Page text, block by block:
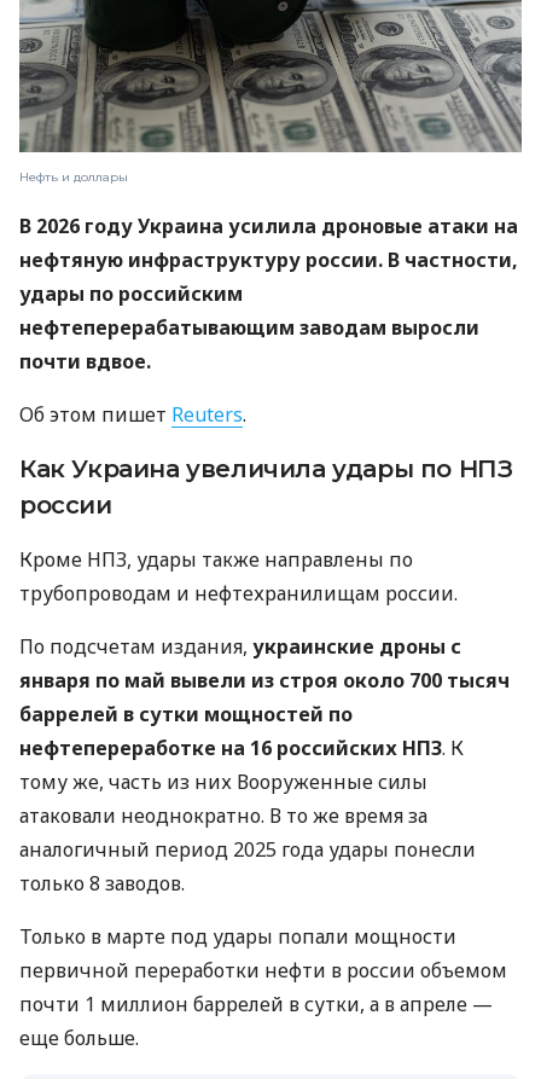
Нефть и доллары
В 2026 году Украина усилила дроновые атаки на
нефтяную инфраструктуру россии. В частности,
удары по российским
нефтеперерабатывающим заводам выросли
почти вдвое.
Об этом пишет Reuters.
Как Украина увеличила удары по НПЗ
россии
Кроме НПЗ, удары также направлены по
трубопроводам и нефтехранилищам россии.
По подсчетам издания, украинские дроны с
января по май вывели из строя около 700 тысяч
баррелей в сутки мощностей по
нефтепереработке на 16 российских НПЗ. К
тому же, часть из них Вооруженные силы
атаковали неоднократно. В то же время за
аналогичный период 2025 года удары понесли
только 8 заводов.
Только в марте под удары попали мощности
первичной переработки нефти в россии объемом
почти 1 миллион баррелей в сутки, а в апреле —
еще больше.